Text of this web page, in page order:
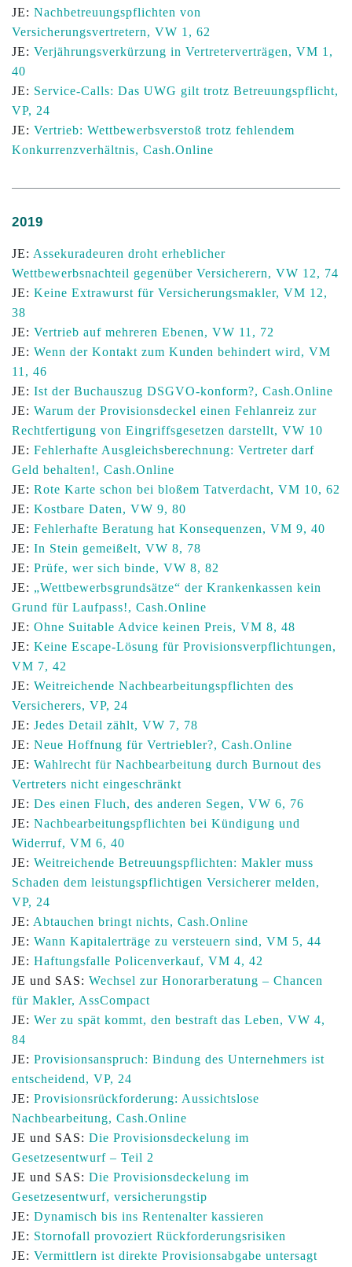
JE: Nachbetreuungspflichten von
Versicherungsvertretern, VW 1, 62
JE: Verjährungsverkürzung in Vertreterverträgen, VM 1,
40
JE: Service-Calls: Das UWG gilt trotz Betreuungspflicht,
VP, 24
JE: Vertrieb: Wettbewerbsverstoß trotz fehlendem
Konkurrenzverhältnis, Cash.Online
2019
JE: Assekuradeuren droht erheblicher
Wettbewerbsnachteil gegenüber Versicherern, VW 12, 74
JE: Keine Extrawurst für Versicherungsmakler, VM 12,
38
JE: Vertrieb auf mehreren Ebenen, VW 11, 72
JE: Wenn der Kontakt zum Kunden behindert wird, VM
11, 46
JE: Ist der Buchauszug DSGVO-konform?, Cash.Online
JE: Warum der Provisionsdeckel einen Fehlanreiz zur
Rechtfertigung von Eingriffsgesetzen darstellt, VW 10
JE: Fehlerhafte Ausgleichsberechnung: Vertreter darf
Geld behalten!, Cash.Online
JE: Rote Karte schon bei bloßem Tatverdacht, VM 10, 62
JE: Kostbare Daten, VW 9, 80
JE: Fehlerhafte Beratung hat Konsequenzen, VM 9, 40
JE: In Stein gemeißelt, VW 8, 78
JE: Prüfe, wer sich binde, VW 8, 82
JE: „Wettbewerbsgrundsätze“ der Krankenkassen kein
Grund für Laufpass!, Cash.Online
JE: Ohne Suitable Advice keinen Preis, VM 8, 48
JE: Keine Escape-Lösung für Provisionsverpflichtungen,
VM 7, 42
JE: Weitreichende Nachbearbeitungspflichten des
Versicherers, VP, 24
JE: Jedes Detail zählt, VW 7, 78
JE: Neue Hoffnung für Vertriebler?, Cash.Online
JE: Wahlrecht für Nachbearbeitung durch Burnout des
Vertreters nicht eingeschränkt
JE: Des einen Fluch, des anderen Segen, VW 6, 76
JE: Nachbearbeitungspflichten bei Kündigung und
Widerruf, VM 6, 40
JE: Weitreichende Betreuungspflichten: Makler muss
Schaden dem leistungspflichtigen Versicherer melden,
VP, 24
JE: Abtauchen bringt nichts, Cash.Online
JE: Wann Kapitalerträge zu versteuern sind, VM 5, 44
JE: Haftungsfalle Policenverkauf, VM 4, 42
JE und SAS: Wechsel zur Honorarberatung – Chancen
für Makler, AssCompact
JE: Wer zu spät kommt, den bestraft das Leben, VW 4,
84
JE: Provisionsanspruch: Bindung des Unternehmers ist
entscheidend, VP, 24
JE: Provisionsrückforderung: Aussichtslose
Nachbearbeitung, Cash.Online
JE und SAS: Die Provisionsdeckelung im
Gesetzesentwurf – Teil 2
JE und SAS: Die Provisionsdeckelung im
Gesetzesentwurf, versicherungstip
JE: Dynamisch bis ins Rentenalter kassieren
JE: Stornofall provoziert Rückforderungsrisiken
JE: Vermittlern ist direkte Provisionsabgabe untersagt